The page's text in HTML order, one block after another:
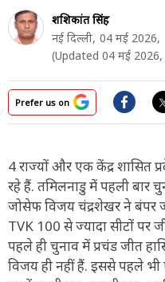
शशिकांत सिंह
नई दिल्ली, 04 मई 2026,
(Updated 04 मई
Prefer us on
4 राज्यों और एक केंद्र शासित
रहे हैं. तमिलनाडु में पहली बार
जोसेफ विजय चंद्रशेखर ने बंपर
TVK 100 से ज्यादा सीटों पर
पहले ही चुनाव में प्रचंड जीत
विजय ही नहीं हैं. इससे पहले भी